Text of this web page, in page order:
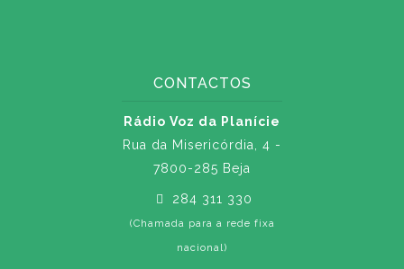
CONTACTOS
Rádio Voz da Planície
Rua da Misericórdia, 4 -
7800-285 Beja
284 311 330
(Chamada para a rede fixa
nacional)